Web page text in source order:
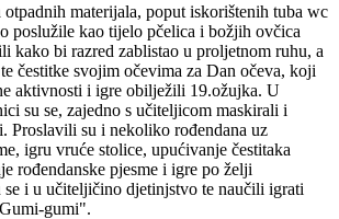
materijala, poput iskorištenih tuba wc
poslužile kao tijelo pčelica i božjih ovčica
kako bi razred zablistao u proljetnom ruhu, a
čestitke svojim očevima za Dan očeva, koji
aktivnosti i igre obilježili 19.ožujka. U
su se, zajedno s učiteljicom maskirali i
Proslavili su i nekoliko rođendana uz
igru vruće stolice, upućivanje čestitaka
rođendanske pjesme i igre po želji
i u učiteljičino djetinjstvo te naučili igrati
gumi".